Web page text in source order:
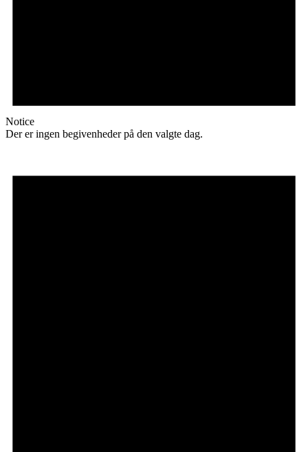
Notice
Der er ingen begivenheder på den valgte dag.